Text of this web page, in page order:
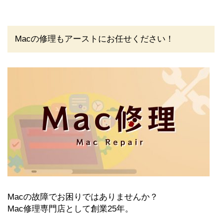
Macの修理もアーストにお任せください！
Macの故障でお困りではありませんか？
Mac修理専門店として創業25年。